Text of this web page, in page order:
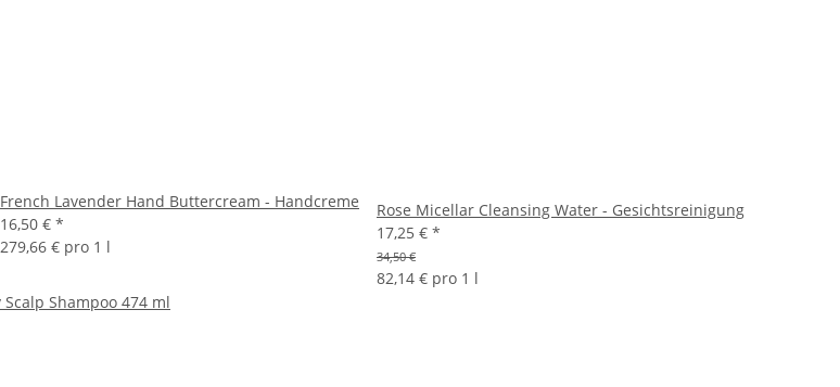
French Lavender Hand Buttercream - Handcreme
16,50 € *
279,66 € pro 1 l
Rose Micellar Cleansing Water - Gesichtsreinigung
17,25 € *
34,50 €
82,14 € pro 1 l